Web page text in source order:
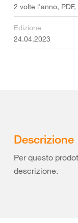
2 volte l'anno,
Edizione
24.04.2023
Descrizione
Per questo
descrizione.